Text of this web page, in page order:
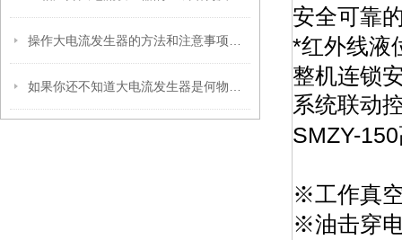
安全可靠
*红外线液
整机连锁
系统联动
SMZY-
※工作真
※油击穿